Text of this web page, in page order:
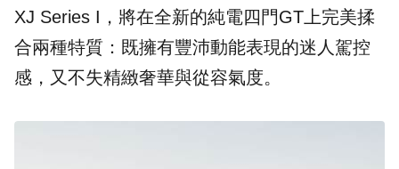
XJ Series I，將在全新的純電四門GT上完美揉
合兩種特質：既擁有豐沛動能表現的迷人駕控
感，又不失精緻奢華與從容氣度。